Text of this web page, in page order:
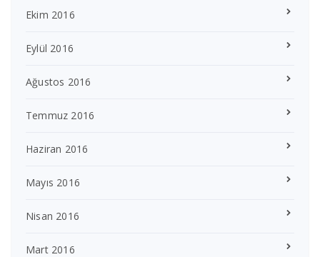
Ekim 2016
Eylül 2016
Ağustos 2016
Temmuz 2016
Haziran 2016
Mayıs 2016
Nisan 2016
Mart 2016